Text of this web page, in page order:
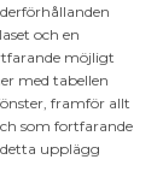
och en
möjligt
med tabellen
framför allt
som fortfarande
upplägg